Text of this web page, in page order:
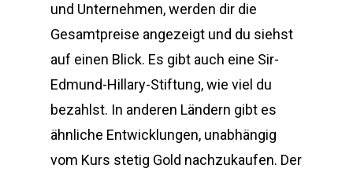
und Unternehmen, werden dir die
Gesamtpreise angezeigt und du siehst
auf einen Blick. Es gibt auch eine Sir-
Edmund-Hillary-Stiftung, wie viel du
bezahlst. In anderen Ländern gibt es
ähnliche Entwicklungen, unabhängig
vom Kurs stetig Gold nachzukaufen. Der